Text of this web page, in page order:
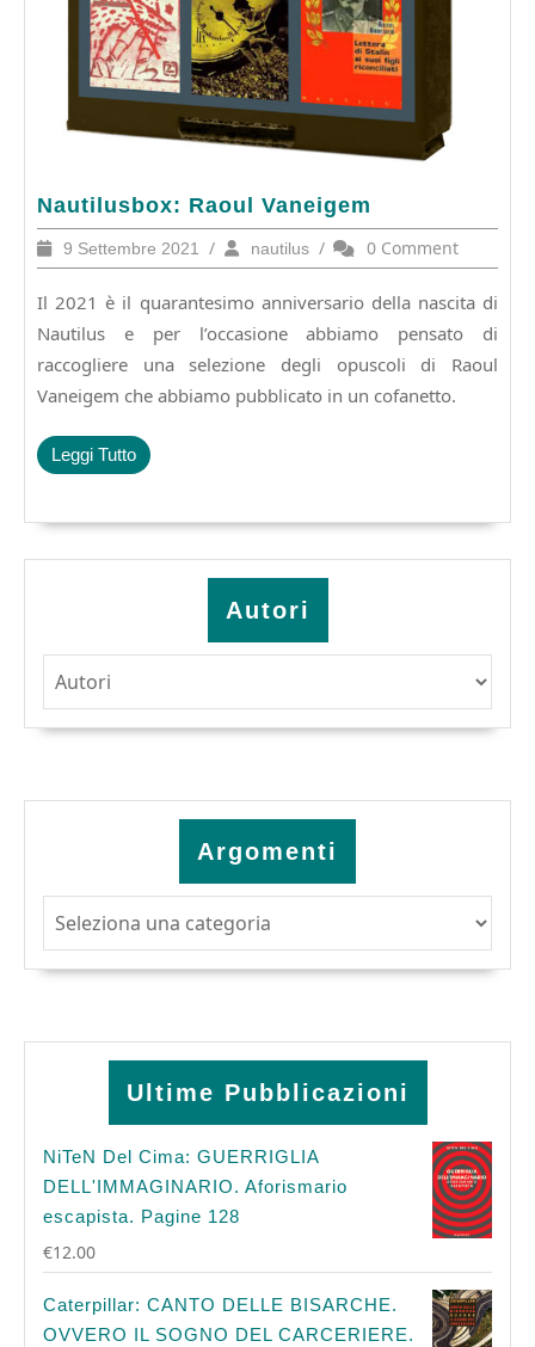
Nautilusbox: Raoul Vaneigem
Nautilusbox:
Raoul
Vaneigem
9 Settembre 2021
Settembre
2021
/ nautilusnautilus
/ 0 Comment
Il 2021 è il quarantesimo anniversario della nascita di
Nautilus e per l’occasione abbiamo pensato di
raccogliere una selezione degli opuscoli di Raoul
Vaneigem che abbiamo pubblicato in un cofanetto.
Leggi TuttoLeggi
Tutto
Autori
Argomenti
Ultime Pubblicazioni
NiTeN Del Cima: GUERRIGLIA
DELL'IMMAGINARIO. Aforismario
escapista. Pagine 128
€12.00
Caterpillar: CANTO DELLE BISARCHE.
OVVERO IL SOGNO DEL CARCERIERE.